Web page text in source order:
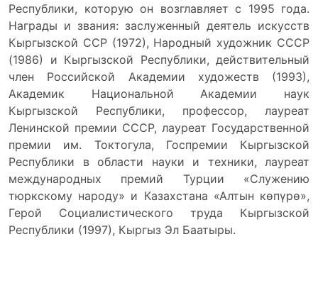
Республики, которую он возглавляет с 1995 года.
Награды и звания: заслуженный деятель искусств
Кыргызской ССР (1972), Народный художник СССР
(1986) и Кыргызской Республики, действительный
член Российской Академии художеств (1993),
Академик Национальной Академии наук
Кыргызской Республики, профессор, лауреат
Ленинской премии СССР, лауреат Государственной
премии им. Токтогула, Госпремии Кыргызской
Республики в области науки и техники, лауреат
международных премий Турции «Служению
тюркскому народу» и Казахстана «Алтын көпүрө»,
Герой Социалистического труда Кыргызской
Республики (1997), Кыргыз Эл Баатыры.